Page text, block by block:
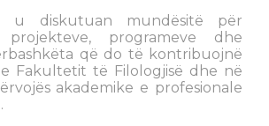
u diskutuan mundësitë për
programeve dhe
që do të kontribuojnë
Fakultetit të Filologjisë dhe në
akademike e profesionale